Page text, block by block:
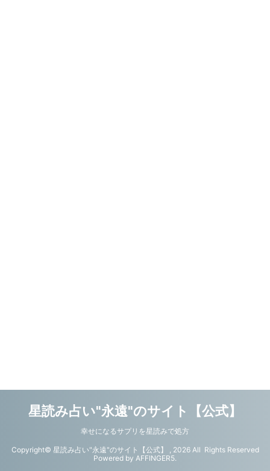
星読み占い"永遠"のサイト【公式】
幸せになるサプリを星読みで処方
Copyright© 星読み占い"永遠"のサイト【公式】 , 2026 All Rights Reserved
Powered by AFFINGER5.